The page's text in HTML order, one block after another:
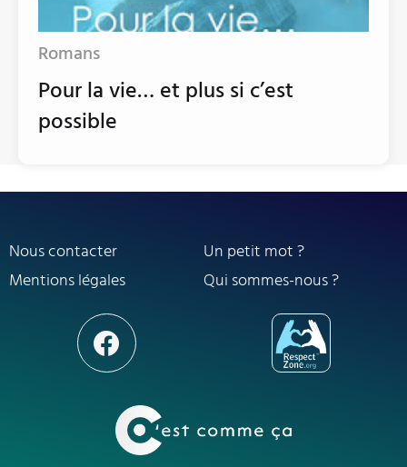
Romans
Pour la vie… et plus si c’est
possible
Nous contacter
Un petit mot ?
Mentions légales
Qui sommes-nous ?